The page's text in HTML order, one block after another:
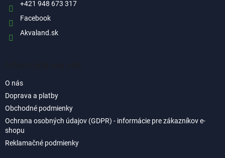
+421 948 673 317
Facebook
Akvaland.sk
O nás
Doprava a platby
Obchodné podmienky
Ochrana osobných údajov (GDPR) - informácie pre zákazníkov e-
shopu
Reklamačné podmienky